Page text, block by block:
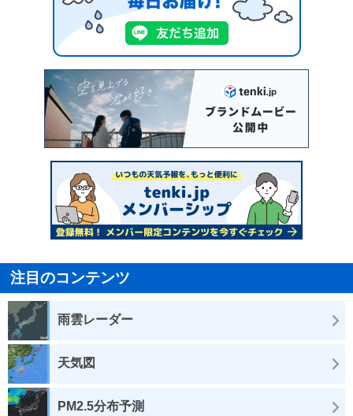
注目のコンテンツ
雨雲レーダー
天気図
PM2.5分布予測